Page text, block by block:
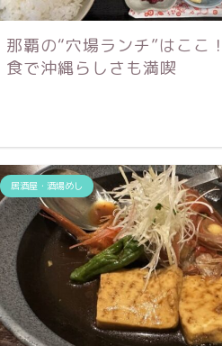
那覇の“穴場ランチ”はここ
食で沖縄らしさも満喫
居酒屋・酒場めし